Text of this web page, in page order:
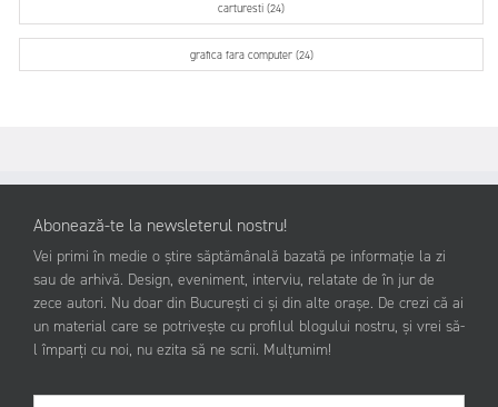
carturesti (24)
grafica fara computer (24)
Abonează-te la newsleterul nostru!
Vei primi în medie o știre săptămânală bazată pe informație la zi
sau de arhivă. Design, eveniment, interviu, relatate de în jur de
zece autori. Nu doar din București ci și din alte orașe. De crezi că ai
un material care se potrivește cu profilul blogului nostru, și vrei să-
l împarți cu noi, nu ezita să ne scrii. Mulțumim!